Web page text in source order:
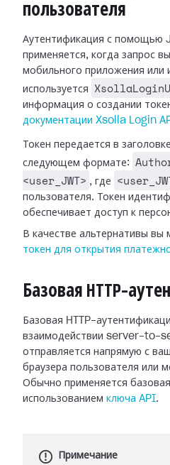
пользователя
Аутентификация с помощью
применяется, когда запрос
мобильного приложения или
используется
информация о создании
документации Xsolla Login
Токен передается в заголовке
следующем формате:
<user_JWT> , где
пользователя. Токен
обеспечивает доступ к
В качестве альтернативы вы
токен для открытия
Базовая HTTP-
Базовая HTTP-
взаимодействии server-to-
отправляется напрямую с
браузера пользователя или
Обычно применяется
использованием ключа API.
Примечание